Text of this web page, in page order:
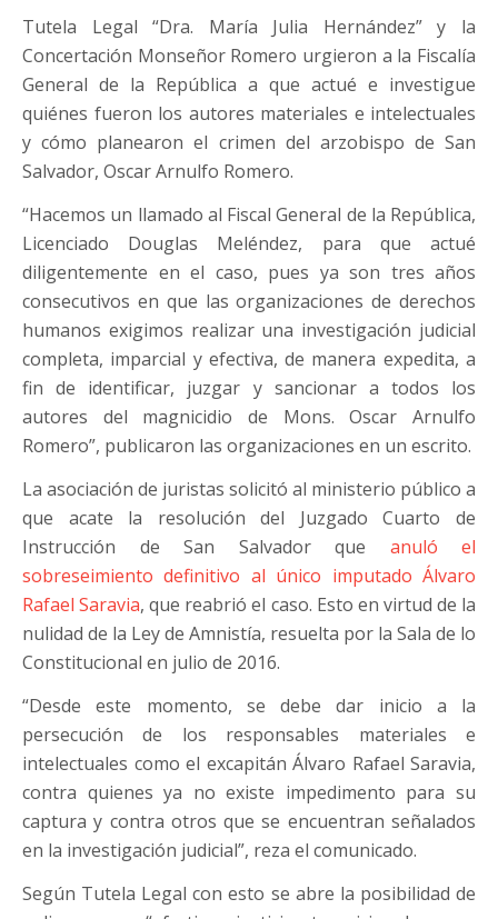
Tutela Legal “Dra. María Julia Hernández” y la
Concertación Monseñor Romero urgieron a la Fiscalía
General de la República a que actué e investigue
quiénes fueron los autores materiales e intelectuales
y cómo planearon el crimen del arzobispo de San
Salvador, Oscar Arnulfo Romero.
“Hacemos un llamado al Fiscal General de la República,
Licenciado Douglas Meléndez, para que actué
diligentemente en el caso, pues ya son tres años
consecutivos en que las organizaciones de derechos
humanos exigimos realizar una investigación judicial
completa, imparcial y efectiva, de manera expedita, a
fin de identificar, juzgar y sancionar a todos los
autores del magnicidio de Mons. Oscar Arnulfo
Romero”, publicaron las organizaciones en un escrito.
La asociación de juristas solicitó al ministerio público a
que acate la resolución del Juzgado Cuarto de
Instrucción de San Salvador que anuló el
sobreseimiento definitivo al único imputado Álvaro
Rafael Saravia, que reabrió el caso. Esto en virtud de la
nulidad de la Ley de Amnistía, resuelta por la Sala de lo
Constitucional en julio de 2016.
“Desde este momento, se debe dar inicio a la
persecución de los responsables materiales e
intelectuales como el excapitán Álvaro Rafael Saravia,
contra quienes ya no existe impedimento para su
captura y contra otros que se encuentran señalados
en la investigación judicial”, reza el comunicado.
Según Tutela Legal con esto se abre la posibilidad de